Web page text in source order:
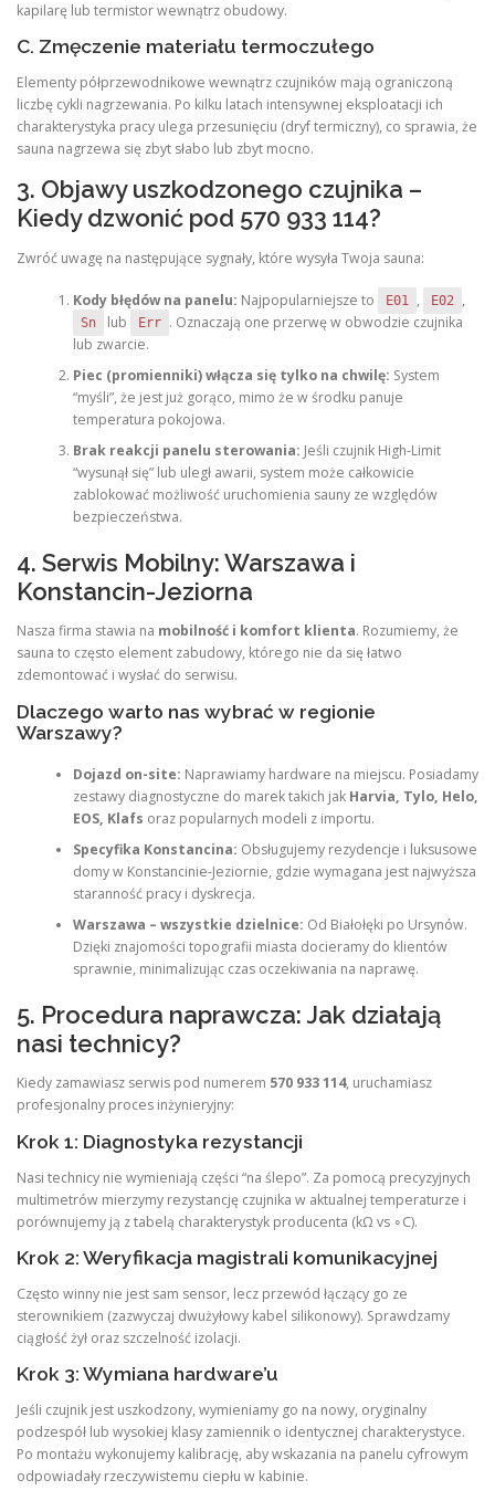
kapilarę lub termistor wewnątrz obudowy.
C. Zmęczenie materiału termoczułego
Elementy półprzewodnikowe wewnątrz czujników mają ograniczoną
liczbę cykli nagrzewania. Po kilku latach intensywnej eksploatacji ich
charakterystyka pracy ulega przesunięciu (dryf termiczny), co sprawia, że
sauna nagrzewa się zbyt słabo lub zbyt mocno.
3. Objawy uszkodzonego czujnika –
Kiedy dzwonić pod 570 933 114?
Zwróć uwagę na następujące sygnały, które wysyła Twoja sauna:
Kody błędów na panelu: Najpopularniejsze to E01 , E02 ,
Sn lub Err . Oznaczają one przerwę w obwodzie czujnika
lub zwarcie.
Piec (promienniki) włącza się tylko na chwilę: System
“myśli”, że jest już gorąco, mimo że w środku panuje
temperatura pokojowa.
Brak reakcji panelu sterowania: Jeśli czujnik High-Limit
“wysunął się” lub uległ awarii, system może całkowicie
zablokować możliwość uruchomienia sauny ze względów
bezpieczeństwa.
4. Serwis Mobilny: Warszawa i
Konstancin-Jeziorna
Nasza firma stawia na mobilność i komfort klienta. Rozumiemy, że
sauna to często element zabudowy, którego nie da się łatwo
zdemontować i wysłać do serwisu.
Dlaczego warto nas wybrać w regionie
Warszawy?
Dojazd on-site: Naprawiamy hardware na miejscu. Posiadamy
zestawy diagnostyczne do marek takich jak Harvia, Tylo, Helo,
EOS, Klafs oraz popularnych modeli z importu.
Specyfika Konstancina: Obsługujemy rezydencje i luksusowe
domy w Konstancinie-Jeziornie, gdzie wymagana jest najwyższa
staranność pracy i dyskrecja.
Warszawa – wszystkie dzielnice: Od Białołęki po Ursynów.
Dzięki znajomości topografii miasta docieramy do klientów
sprawnie, minimalizując czas oczekiwania na naprawę.
5. Procedura naprawcza: Jak działają
nasi technicy?
Kiedy zamawiasz serwis pod numerem 570 933 114, uruchamiasz
profesjonalny proces inżynieryjny:
Krok 1: Diagnostyka rezystancji
Nasi technicy nie wymieniają części “na ślepo”. Za pomocą precyzyjnych
multimetrów mierzymy rezystancję czujnika w aktualnej temperaturze i
porównujemy ją z tabelą charakterystyk producenta (kΩ vs ∘C).
Krok 2: Weryfikacja magistrali komunikacyjnej
Często winny nie jest sam sensor, lecz przewód łączący go ze
sterownikiem (zazwyczaj dwużyłowy kabel silikonowy). Sprawdzamy
ciągłość żył oraz szczelność izolacji.
Krok 3: Wymiana hardware’u
Jeśli czujnik jest uszkodzony, wymieniamy go na nowy, oryginalny
podzespół lub wysokiej klasy zamiennik o identycznej charakterystyce.
Po montażu wykonujemy kalibrację, aby wskazania na panelu cyfrowym
odpowiadały rzeczywistemu ciepłu w kabinie.